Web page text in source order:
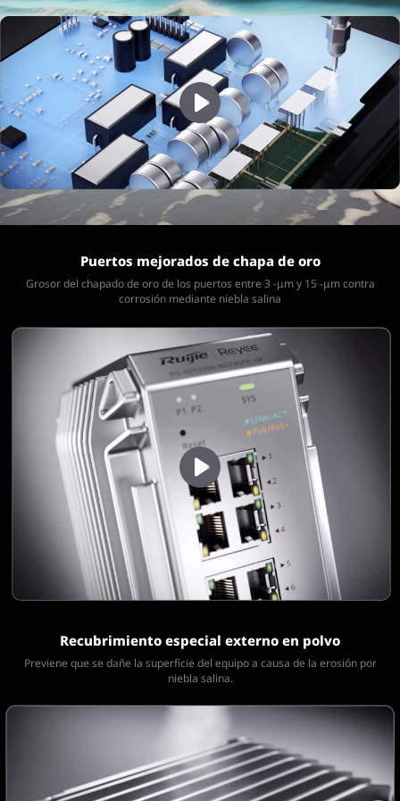
Puertos mejorados de chapa de oro
Grosor del chapado de oro de los puertos entre 3 -μm y 15 -μmcontra
corrosión mediante niebla salina
Recubrimiento especial externo en polvo
Previene que se dañe la superficie del equipo a causa de la erosión por
niebla salina.